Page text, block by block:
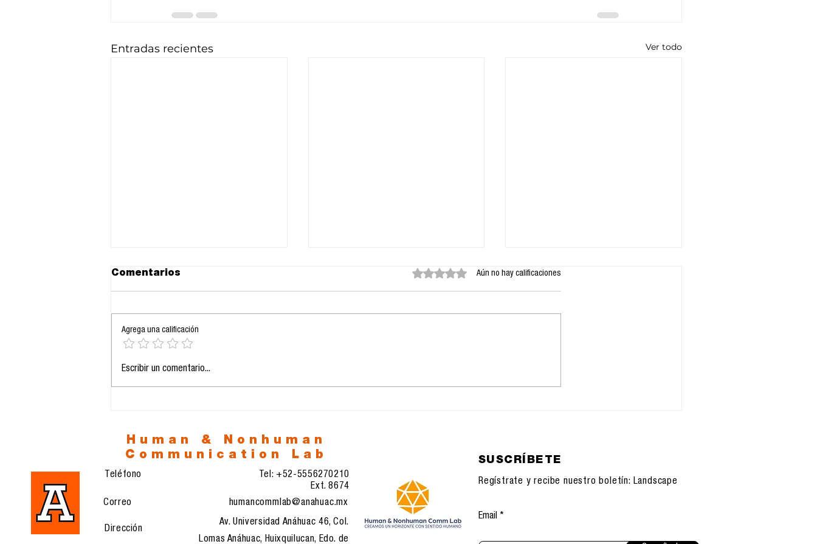
Entradas recientes Ver todo
24.11.2025: La IA como
Comentarios Obtuvo 0 de 5 estrellas.Aún no hay calificaciones
Agrega una calificación
Escribir un comentario...
Human & Nonhuman
Communication Lab
Teléfono
Tel: +52-5556270210
Ext. 8674
humancommlab@anahuac.mx
Av. Universidad Anáhuac 46, Col.
Lomas Anáhuac, Huixquilucan, Edo. de
Correo
Dirección
SUSCRÍBETE
Regístrate y recibe nuestro boletín: Landscape
Email